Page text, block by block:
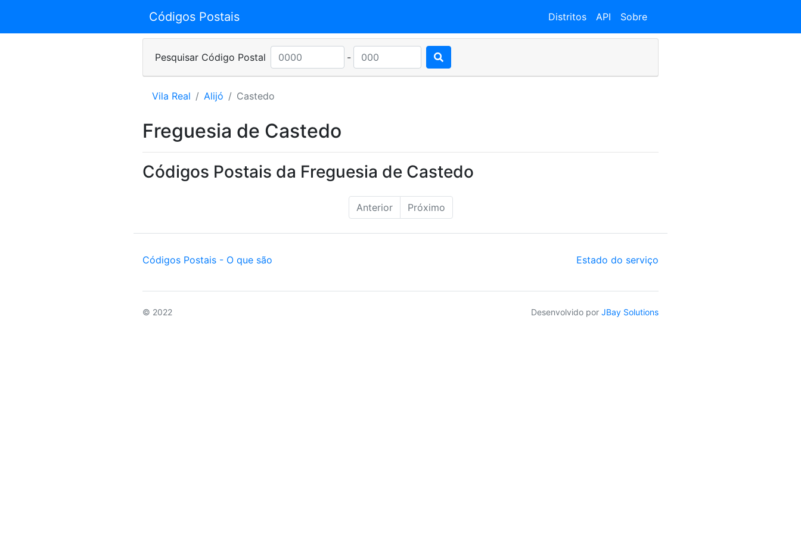
Códigos Postais Distritos API Sobre
Pesquisar Código Postal -
Vila Real Alijó Castedo
Freguesia de Castedo
Códigos Postais da Freguesia de Castedo
Anterior Próximo
Códigos Postais - O que são Estado do serviço
© 2022 Desenvolvido por JBay Solutions